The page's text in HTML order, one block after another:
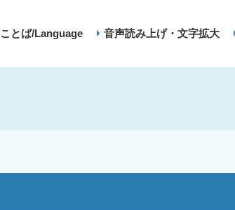
ことば/Language 音声読み上げ・文字拡大